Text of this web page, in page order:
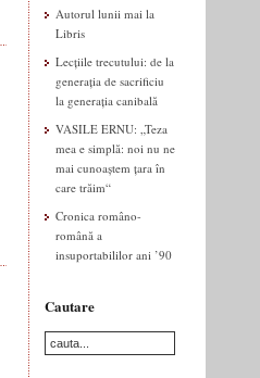
Autorul lunii mai la
Libris
Lecțiile trecutului: de la
generația de sacrificiu
la generația canibală
VASILE ERNU: „Teza
mea e simplă: noi nu ne
mai cunoaștem țara în
care trăim“
Cronica româno-
română a
insuportabililor ani ’90
Cautare